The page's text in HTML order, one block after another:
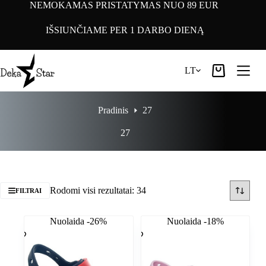
NEMOKAMAS PRISTATYMAS NUO 89 EUR
IŠSIUNČIAME PER 1 DARBO DIENĄ
LT
Pirkinių
Pradinis 27
27
FILTRAI Rodomi visi rezultatai: 34
Nuolaida -26% Nuolaida -18%